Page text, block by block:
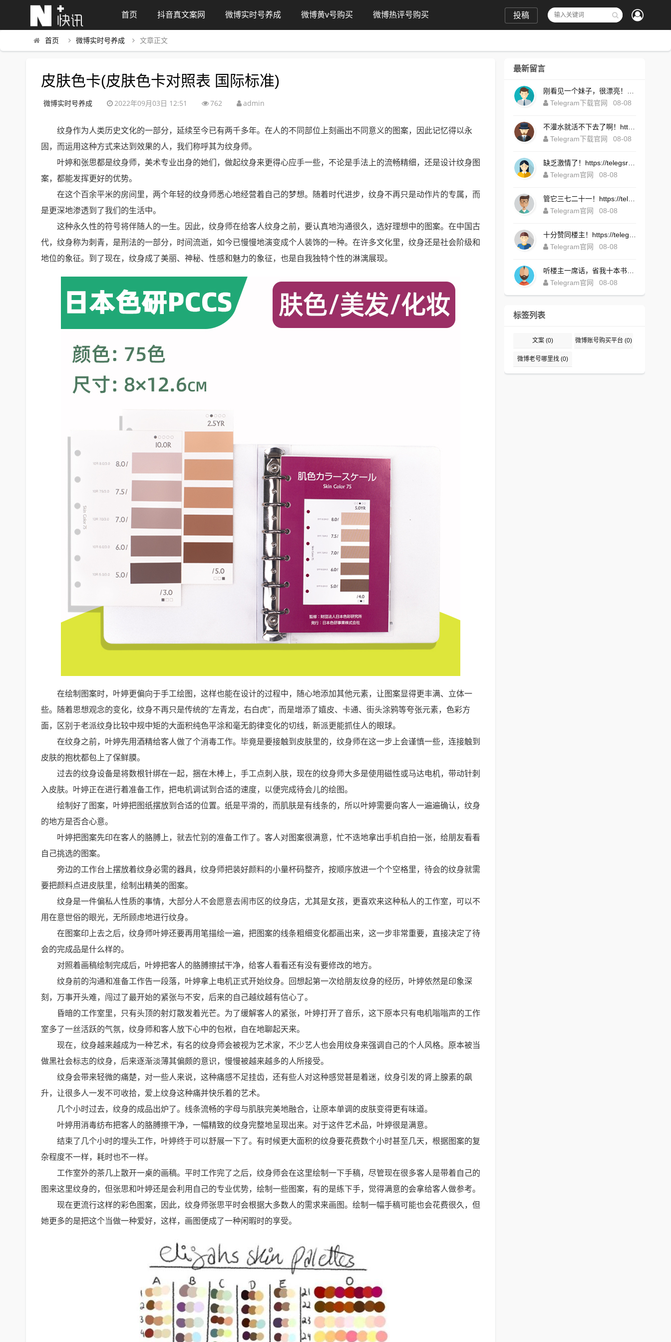
首页 抖音真文案网 微博实时号养成 微博黄v号购买 微博热评号购买 投稿
首页 微博实时号养成 文章正文
皮肤色卡(皮肤色卡对照表 国际标准)
微博实时号养成 2022年09月03日 12:51 762 admin
纹身作为人类历史文化的一部分，延续至今已有两千多年。在人的不同部位上刻画出不同意义的图案，因此记忆得以永
固，而运用这种方式来达到效果的人，我们称呼其为纹身师。
叶婷和张思都是纹身师，美术专业出身的她们，做起纹身来更得心应手一些，不论是手法上的流畅精细，还是设计纹身图
案，都能发挥更好的优势。
在这个百余平米的房间里，两个年轻的纹身师悉心地经营着自己的梦想。随着时代进步，纹身不再只是动作片的专属，而
是更深地渗透到了我们的生活中。
这种永久性的符号将伴随人的一生。因此，纹身师在给客人纹身之前，要认真地沟通很久，选好理想中的图案。在中国古
代，纹身称为刺青，是刑法的一部分，时间流逝，如今已慢慢地演变成个人装饰的一种。在许多文化里，纹身还是社会阶级和
地位的象征。到了现在，纹身成了美丽、神秘、性感和魅力的象征，也是自我独特个性的淋漓展现。
在绘制图案时，叶婷更偏向于手工绘图，这样也能在设计的过程中，随心地添加其他元素，让图案显得更丰满、立体一
些。随着思想观念的变化，纹身不再只是传统的"左青龙，右白虎"，而是增添了嬉皮、卡通、街头涂鸦等夸张元素，色彩方
面，区别于老派纹身比较中规中矩的大面积纯色平涂和毫无韵律变化的切线，新派更能抓住人的眼球。
在纹身之前，叶婷先用酒精给客人做了个消毒工作。毕竟是要接触到皮肤里的，纹身师在这一步上会谨慎一些，连接触到
皮肤的抱枕都包上了保鲜膜。
过去的纹身设备是将数根针绑在一起，捆在木棒上，手工点刺入肤，现在的纹身师大多是使用磁性或马达电机，带动针刺
入皮肤。叶婷正在进行着准备工作，把电机调试到合适的速度，以便完成待会儿的绘图。
绘制好了图案，叶婷把图纸摆放到合适的位置。纸是平滑的，而肌肤是有线条的，所以叶婷需要向客人一遍遍确认，纹身
的地方是否合心意。
叶婷把图案先印在客人的胳膊上，就去忙别的准备工作了。客人对图案很满意，忙不迭地拿出手机自拍一张，给朋友看看
自己挑选的图案。
旁边的工作台上摆放着纹身必需的器具，纹身师把装好颜料的小量杯码整齐，按顺序放进一个个空格里，待会的纹身就需
要把颜料点进皮肤里，绘制出精美的图案。
纹身是一件偏私人性质的事情，大部分人不会愿意去闹市区的纹身店，尤其是女孩，更喜欢来这种私人的工作室，可以不
用在意世俗的眼光，无所顾虑地进行纹身。
在图案印上去之后，纹身师叶婷还要再用笔描绘一遍，把图案的线条粗细变化都画出来，这一步非常重要，直接决定了待
会的完成品是什么样的。
对照着画稿绘制完成后，叶婷把客人的胳膊擦拭干净，给客人看看还有没有要修改的地方。
纹身前的沟通和准备工作告一段落，叶婷拿上电机正式开始纹身。回想起第一次给朋友纹身的经历，叶婷依然是印象深
刻，万事开头难，闯过了最开始的紧张与不安，后来的自己越纹越有信心了。
昏暗的工作室里，只有头顶的射灯散发着光芒。为了缓解客人的紧张，叶婷打开了音乐，这下原本只有电机嗡嗡声的工作
室多了一丝活跃的气氛，纹身师和客人放下心中的包袱，自在地聊起天来。
现在，纹身越来越成为一种艺术，有名的纹身师会被视为艺术家，不少艺人也会用纹身来强调自己的个人风格。原本被当
做黑社会标志的纹身，后来逐渐淡薄其偏颇的意识，慢慢被越来越多的人所接受。
纹身会带来轻微的痛楚，对一些人来说，这种痛感不足挂齿，还有些人对这种感觉甚是着迷，纹身引发的肾上腺素的飙
升，让很多人一发不可收拾，爱上纹身这种痛并快乐着的艺术。
几个小时过去，纹身的成品出炉了。线条流畅的字母与肌肤完美地融合，让原本单调的皮肤变得更有味道。
叶婷用消毒纺布把客人的胳膊擦干净，一幅精致的纹身完整地呈现出来。对于这件艺术品，叶婷很是满意。
结束了几个小时的埋头工作，叶婷终于可以舒展一下了。有时候更大面积的纹身要花费数个小时甚至几天，根据图案的复
杂程度不一样，耗时也不一样。
工作室外的茶几上散开一桌的画稿。平时工作完了之后，纹身师会在这里绘制一下手稿，尽管现在很多客人是带着自己的
图来这里纹身的，但张思和叶婷还是会利用自己的专业优势，绘制一些图案，有的是练下手，觉得满意的会拿给客人做参考。
现在更流行这样的彩色图案，因此，纹身师张思平时会根据大多数人的需求来画图。绘制一幅手稿可能也会花费很久，但
她更多的是把这个当做一种爱好，这样，画图便成了一种闲暇时的享受。
最新留言
Telegram下载官网
08-08
Telegram下载官网
08-08
Telegram官网
08-08
Telegram官网
08-08
Telegram官网
08-08
Telegram官网
08-08
标签列表
文案 (0) 微博账号购买平台 (0)
微博老号哪里找 (0)